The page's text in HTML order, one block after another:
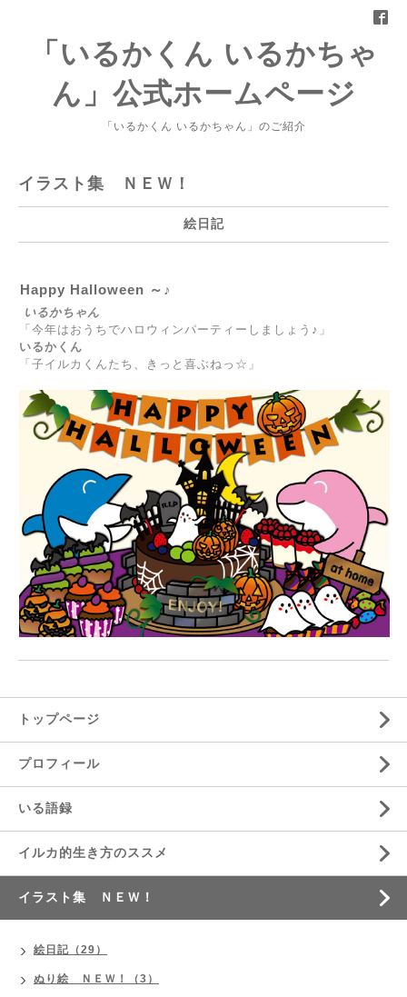
「いるかくん いるかちゃ
ん」公式ホームページ
「いるかくん いるかちゃん」のご紹介
イラスト集 ＮＥＷ！
絵日記
Happy Halloween ～♪
いるかちゃん
「今年はおうちでハロウィンパーティーしましょう♪」
いるかくん
「子イルカくんたち、きっと喜ぶねっ☆」
トップページ
プロフィール
いる語録
イルカ的生き方のススメ
イラスト集 ＮＥＷ！
絵日記（29）
ぬり絵 ＮＥＷ！（3）